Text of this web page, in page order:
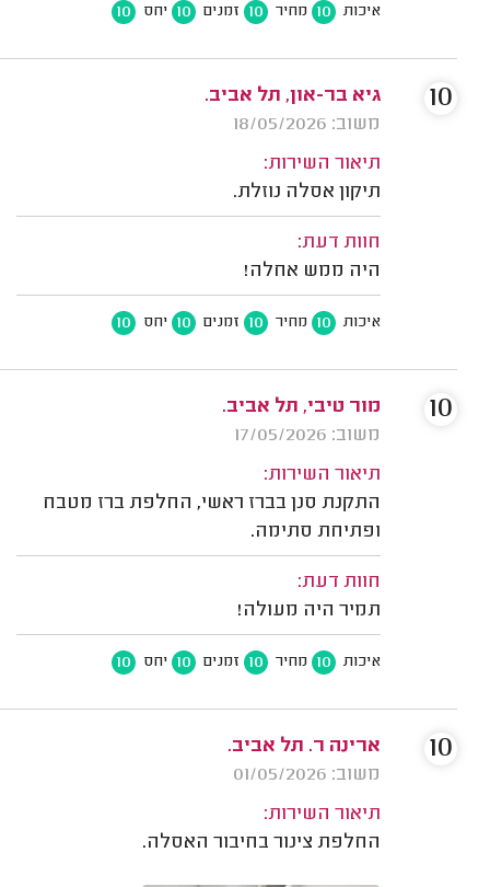
איכות 10 מחיר 10 זמנים 10 יחס 10
גיא בר-און, תל אביב.
משוב: 18/05/2026
תיאור השירות:
תיקון אסלה נוזלת.
חוות דעת:
היה ממש אחלה!
איכות 10 מחיר 10 זמנים 10 יחס 10
10
משוב: 17/05/2026
תיאור השירות:
התקנת סנן בברז ראשי, החלפת ברז מטבח
ופתיחת סתימה.
חוות דעת:
תמיר היה מעולה!
איכות 10 מחיר 10 זמנים 10 יחס 10
10
ארינה ר. תל אביב.
משוב: 01/05/2026
תיאור השירות:
החלפת צינור בחיבור האסלה.
10